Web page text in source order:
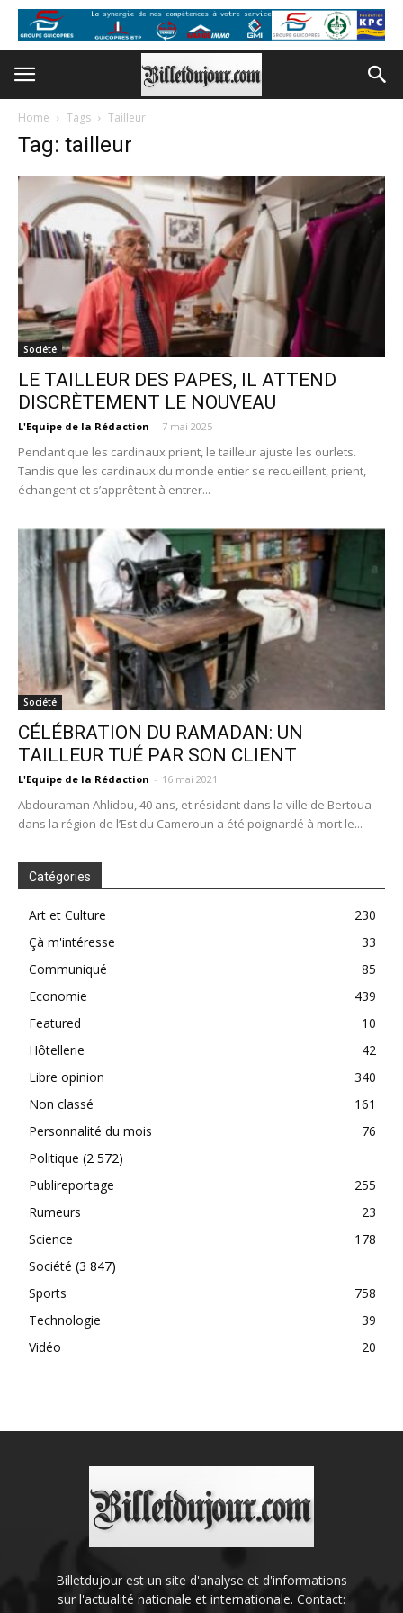
Home Tags Tailleur
Tag: tailleur
Société
LE TAILLEUR DES PAPES, IL ATTEND
DISCRÈTEMENT LE NOUVEAU
L'Equipe de la Rédaction - 7 mai 2025
Pendant que les cardinaux prient, le tailleur ajuste les ourlets.
Tandis que les cardinaux du monde entier se recueillent, prient,
échangent et s’apprêtent à entrer...
Société
CÉLÉBRATION DU RAMADAN: UN
TAILLEUR TUÉ PAR SON CLIENT
L'Equipe de la Rédaction - 16 mai 2021
Abdouraman Ahlidou, 40 ans, et résidant dans la ville de Bertoua
dans la région de l’Est du Cameroun a été poignardé à mort le...
Catégories
Art et Culture
230
Çà m'intéresse
33
Communiqué
85
Economie
439
Featured
10
Hôtellerie
42
Libre opinion
340
Non classé
161
Personnalité du mois
76
Politique (2 572)
Publireportage
255
Rumeurs
23
Science
178
Société (3 847)
Sports
758
Technologie
39
Vidéo
20
Billetdujour est un site d'analyse et d'informations
sur l'actualité nationale et internationale. Contact: